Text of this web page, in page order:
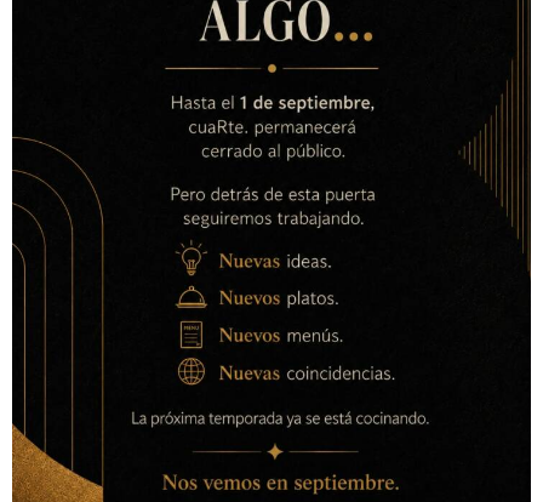
Contacta con nosotros